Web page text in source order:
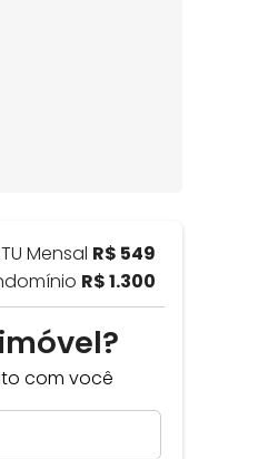
Mensal R$ 549
R$ 1.300
com você